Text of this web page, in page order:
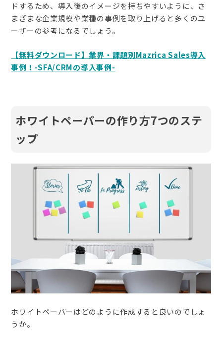
ドするため、導入後のイメージを持ちやすいように、さ
まざまな企業規模や業種の事例を取り上げると多くのユ
ーザーの参考になるでしょう。
【無料ダウンロード】業界・課題別Mazrica Sales導入
事例！-SFA/CRMの導入事例-
ホワイトペーパーの作り方7つのステ
ップ
ホワイトペーパーはどのように作成すると良いのでしょ
うか。